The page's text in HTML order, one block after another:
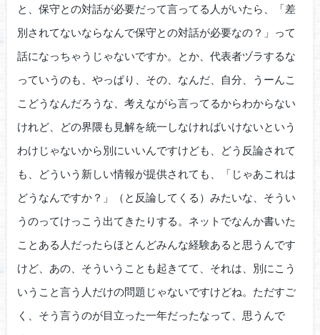
と、保守との対話が必要だって言ってる人がいたら、「差
別されてないならなんで保守との対話が必要なの？」って
話になっちゃうじゃないですか。とか、代表者ヅラするな
っていうのも、やっぱり、その、なんだ、自分、うーんこ
こどうなんだろうな、考えながら言ってるからわからない
けれど、どの界隈も見解を統一しなければいけないという
わけじゃないから別にいいんですけども、どう反論されて
も、どういう新しい情報が提供されても、「じゃあこれは
どうなんですか？」（と反論してくる）みたいな、そうい
うのってけっこう出てきたりする。ネットでなんか書いた
ことある人だったらほとんどみんな経験あると思うんです
けど、あの、そういうことも起きてて、それは、別にこう
いうこと言う人だけの問題じゃないですけどね。ただすご
く、そう言うのが目立った一年だったなって、思うんで